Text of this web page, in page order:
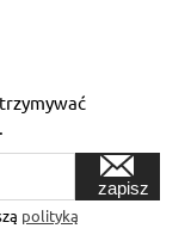
zapisz
polityką